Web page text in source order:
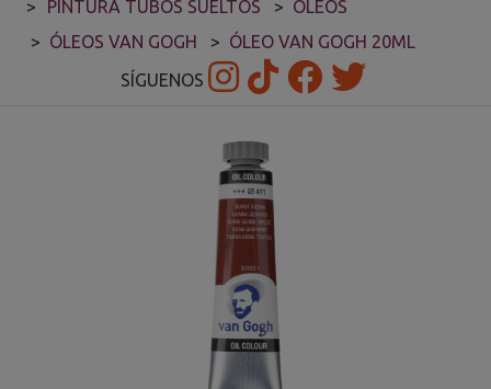
PINTURA TUBOS SUELTOS
ÓLEOS
ÓLEOS VAN GOGH
ÓLEO VAN GOGH 20ML
SÍGUENOS